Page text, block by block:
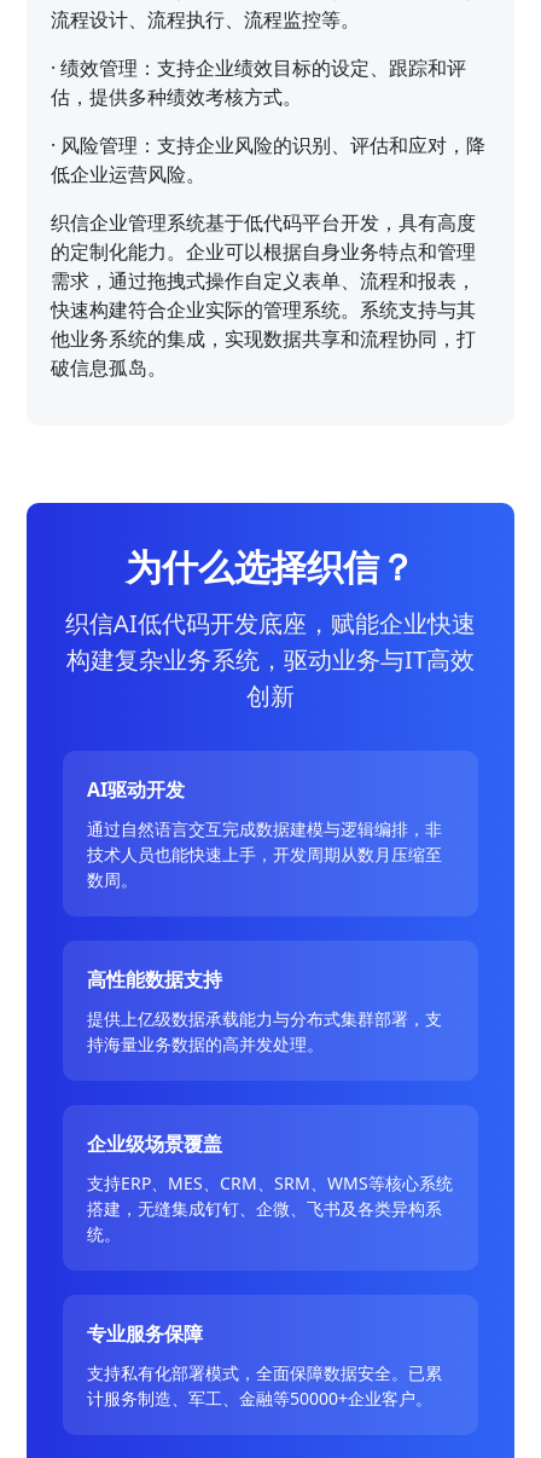
流程设计、流程执行、流程监控等。
·绩效管理：支持企业绩效目标的设定、跟踪和评
估，提供多种绩效考核方式。
· 风险管理：支持企业风险的识别、评估和应对，降
低企业运营风险。
织信企业管理系统基于低代码平台开发，具有高度
的定制化能力。企业可以根据自身业务特点和管理
需求，通过拖拽式操作自定义表单、流程和报表，
快速构建符合企业实际的管理系统。系统支持与其
他业务系统的集成，实现数据共享和流程协同，打
破信息孤岛。
为什么选择织信？
织信AI低代码开发底座，赋能企业快速
构建复杂业务系统，驱动业务与IT高效
创新
AI驱动开发
通过自然语言交互完成数据建模与逻辑编排，非
技术人员也能快速上手，开发周期从数月压缩至
数周。
高性能数据支持
提供上亿级数据承载能力与分布式集群部署，支
持海量业务数据的高并发处理。
企业级场景覆盖
支持ERP、MES、CRM、SRM、WMS等核心系统
搭建，无缝集成钉钉、企微、飞书及各类异构系
统。
专业服务保障
支持私有化部署模式，全面保障数据安全。已累
计服务制造、军工、金融等50000+企业客户。